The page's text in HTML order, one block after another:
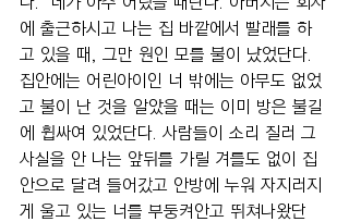
에 출근하시고 나는 집 바깥에서 빨래를 하
고 있을 때, 그만 원인 모를 불이 났었단다.
집안에는 어린아이인 너 밖에는 아무도 없었
고 불이 난 것을 알았을 때는 이미 방은 불길
에 휩싸여 있었단다. 사람들이 소리 질러 그
사실을 안 나는 앞뒤를 가릴 겨를도 없이 집
안으로 달려 들어갔고 안방에 누워 자지러지
게 울고 있는 너를 부둥켜안고 뛰쳐나왔단